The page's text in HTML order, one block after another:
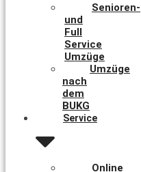
Senioren-
und
Full
Service
Umzüge
Umzüge
nach
dem
BUKG
Service
Online